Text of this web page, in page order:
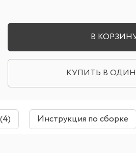
В
КУПИТЬ В
Инструкция по сборке